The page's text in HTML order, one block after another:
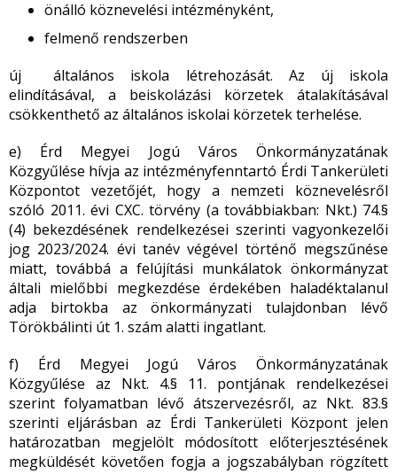
önálló köznevelési intézményként,
felmenő rendszerben
új általános iskola létrehozását. Az új iskola
elindításával, a beiskolázási körzetek átalakításával
csökkenthető az általános iskolai körzetek terhelése.
e) Érd Megyei Jogú Város Önkormányzatának
Közgyűlése hívja az intézményfenntartó Érdi Tankerületi
Központot vezetőjét, hogy a nemzeti köznevelésről
szóló 2011. évi CXC. törvény (a továbbiakban: Nkt.) 74.§
(4) bekezdésének rendelkezései szerinti vagyonkezelői
jog 2023/2024. évi tanév végével történő megszűnése
miatt, továbbá a felújítási munkálatok önkormányzat
általi mielőbbi megkezdése érdekében haladéktalanul
adja birtokba az önkormányzati tulajdonban lévő
Törökbálinti út 1. szám alatti ingatlant.
f) Érd Megyei Jogú Város Önkormányzatának
Közgyűlése az Nkt. 4.§ 11. pontjának rendelkezései
szerint folyamatban lévő átszervezésről, az Nkt. 83.§
szerinti eljárásban az Érdi Tankerületi Központ jelen
határozatban megjelölt módosított előterjesztésének
megküldését követően fogja a jogszabályban rögzített